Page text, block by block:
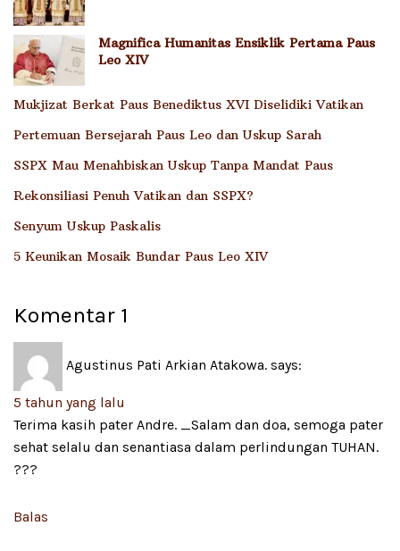
Magnifica Humanitas Ensiklik Pertama Paus
Leo XIV
Mukjizat Berkat Paus Benediktus XVI Diselidiki Vatikan
Pertemuan Bersejarah Paus Leo dan Uskup Sarah
SSPX Mau Menahbiskan Uskup Tanpa Mandat Paus
Rekonsiliasi Penuh Vatikan dan SSPX?
Senyum Uskup Paskalis
5 Keunikan Mosaik Bundar Paus Leo XIV
Komentar 1
Agustinus Pati Arkian Atakowa. says:
5 tahun yang lalu
Terima kasih pater Andre. _Salam dan doa, semoga pater
sehat selalu dan senantiasa dalam perlindungan TUHAN.
???
Balas